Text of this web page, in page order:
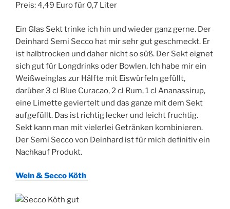
Preis: 4,49 Euro für 0,7 Liter
Ein Glas Sekt trinke ich hin und wieder ganz gerne. Der
Deinhard Semi Secco hat mir sehr gut geschmeckt. Er
ist halbtrocken und daher nicht so süß. Der Sekt eignet
sich gut für Longdrinks oder Bowlen. Ich habe mir ein
Weißweinglas zur Hälfte mit Eiswürfeln gefüllt,
darüber 3 cl Blue Curacao, 2 cl Rum, 1 cl Ananassirup,
eine Limette geviertelt und das ganze mit dem Sekt
aufgefüllt. Das ist richtig lecker und leicht fruchtig.
Sekt kann man mit vielerlei Getränken kombinieren.
Der Semi Secco von Deinhard ist für mich definitiv ein
Nachkauf Produkt.
Wein & Secco Köth